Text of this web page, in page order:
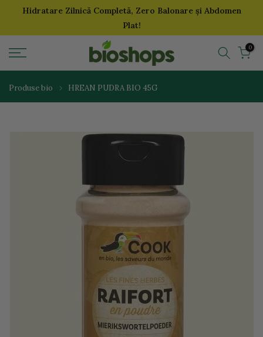
SariHidratare Zilnică Completă, Zero Balonare și Abdomen
Plat!
0
Produse bio HREAN PUDRA BIO 45G